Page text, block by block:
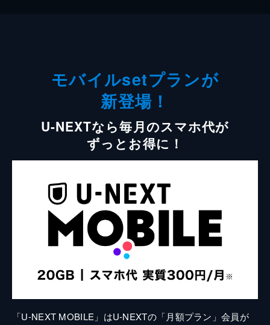
モバイルsetプランが
新登場！
U-NEXTなら毎月のスマホ代が
ずっとお得に！
「U-NEXT MOBILE」はU-NEXTの「月額プラン」会員が